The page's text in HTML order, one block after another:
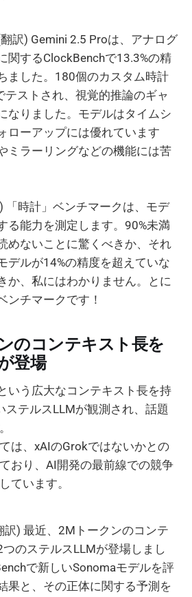
訳) Gemini 2.5 Proは、アナログ
関するClockBenchで13.3%の精
ました。180個のカスタム時計
テストされ、視覚的推論のギャ
なりました。モデルはタイムシ
ローアップには優れています
ミラーリングなどの機能には苦
「時計」ベンチマークは、モデ
る能力を測定します。90%未満
めないことに驚くべきか、それ
デルが14%の精度を超えていな
か、私にはわかりません。とに
ンチマークです！
のコンテキスト長を
登場
いう広大なコンテキスト長を持
ステルスLLMが観測され、話題
は、xAIのGrokではないかとの
おり、AI開発の最前線での競争
ています。
訳) 最近、2Mトークンのコンテ
のステルスLLMが登場しまし
で新しいSonomaモデルを評
果と、その正体に関する予測を